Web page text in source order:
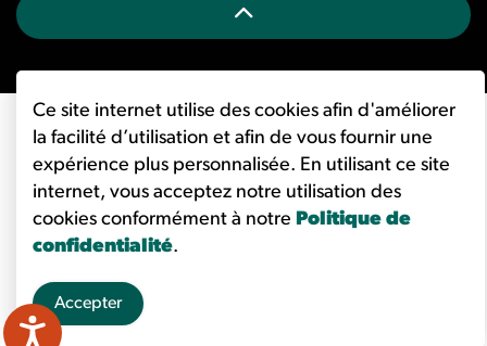
Ce site internet utilise des cookies afin d'améliorer
la facilité d’utilisation et afin de vous fournir une
expérience plus personnalisée. En utilisant ce site
internet, vous acceptez notre utilisation des
cookies conformément à notre Politique de
confidentialité.
Accepter